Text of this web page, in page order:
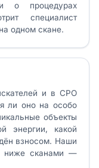
о процедурах
специалист
одном скане.
и в СРО
ли оно на особо
объекты
энергии, какой
взносом. Наши
ниже сканами —